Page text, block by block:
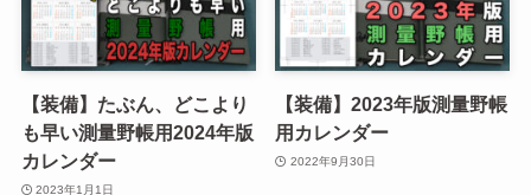
【装備】たぶん、どこより
も早い測量野帳用2024年版
カレンダー
2023年1月1日
【装備】2023年版測量野帳
用カレンダー
2022年9月30日